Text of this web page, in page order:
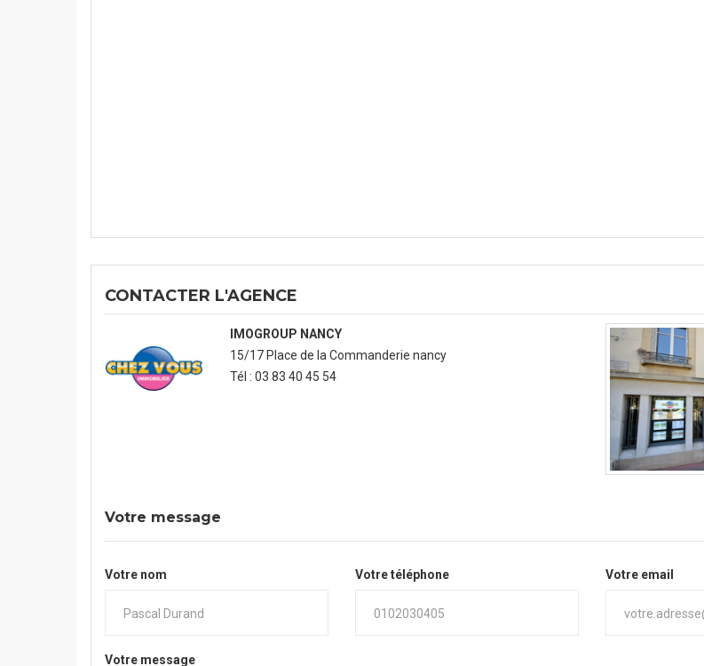
CONTACTER L'AGENCE
IMOGROUP NANCY
15/17 Place de la Commanderie nancy
Tél : 03 83 40 45 54
Votre message
Votre nom Votre téléphone Votre email
Votre message